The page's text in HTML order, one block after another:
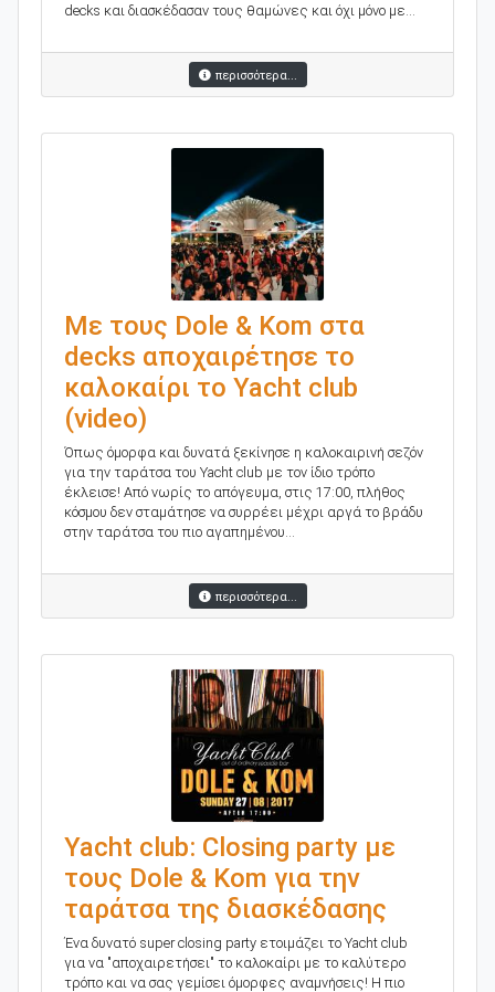
decks και διασκέδασαν τους θαμώνες και όχι μόνο με...
περισσότερα...
Με τους Dole & Kom στα
decks αποχαιρέτησε το
καλοκαίρι το Yacht club
(video)
Όπως όμορφα και δυνατά ξεκίνησε η καλοκαιρινή σεζόν
για την ταράτσα του Yacht club με τον ίδιο τρόπο
έκλεισε! Από νωρίς το απόγευμα, στις 17:00, πλήθος
κόσμου δεν σταμάτησε να συρρέει μέχρι αργά το βράδυ
στην ταράτσα του πιο αγαπημένου...
περισσότερα...
Yacht club: Closing party με
τους Dole & Kom για την
ταράτσα της διασκέδασης
Ένα δυνατό super closing party ετοιμάζει το Yacht club
για να "αποχαιρετήσει" το καλοκαίρι με το καλύτερο
τρόπο και να σας γεμίσει όμορφες αναμνήσεις! H πιο